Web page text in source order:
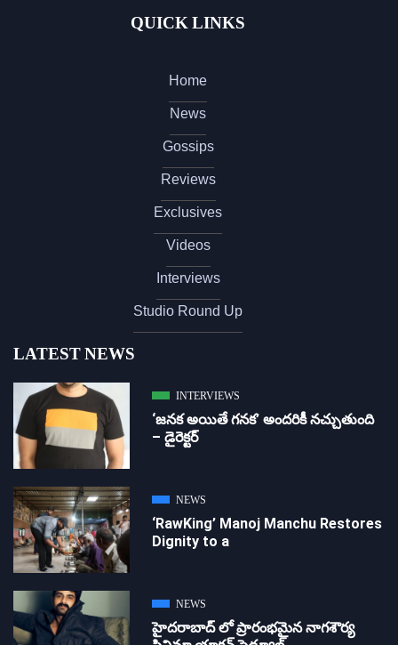
QUICK LINKS
Home
News
Gossips
Reviews
Exclusives
Videos
Interviews
Studio Round Up
LATEST NEWS
INTERVIEWS
‘జ‌న‌క అయితే గ‌న‌క‌’ అందరికీ నచ్చుతుంది
– డైరెక్ట‌ర్
NEWS
‘RawKing’ Manoj Manchu Restores
Dignity to a
NEWS
హైదరాబాద్ లో ప్రారంభమైన నాగశౌర్య